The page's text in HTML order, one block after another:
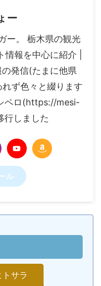
ー
ー。 栃木県の観光
報を中心に紹介 |
発信(たまに他県
ず色々と綴ります
ペロ(https://mesi-
しました
ル
トサラ